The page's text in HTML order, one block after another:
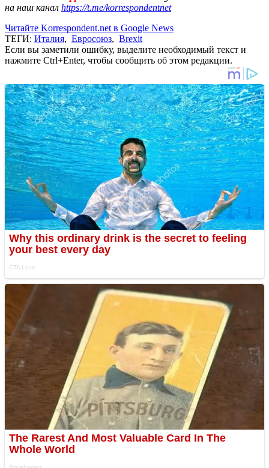
на наш канал https://t.me/korrespondentnet
Читайте Korrespondent.net в Google News
ТЕГИ: Италия, Евросоюз, Brexit
Если вы заметили ошибку, выделите необходимый текст и
нажмите Ctrl+Enter, чтобы сообщить об этом редакции.